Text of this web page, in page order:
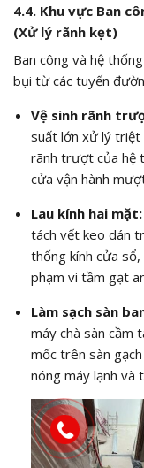
4.4. Khu vực Ban
(Xử lý rãnh kẹt)
Ban công và hệ
bụi từ các tuyến
Vệ sinh rãnh
suất lớn xử lý
rãnh trượt của hệ
cửa vận hành
Lau kính hai mặt:
tách vết keo dán
thống kính cửa
phạm vi tầm gạt
Làm sạch sàn
máy chà sàn cầm
mốc trên sàn
nóng máy lạnh và